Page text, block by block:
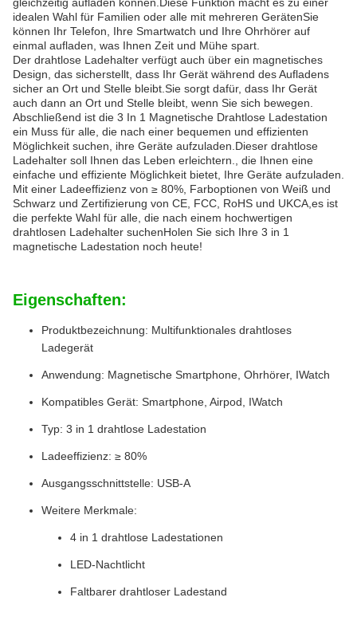
idealen Wahl für Familien oder alle mit mehreren GerätenSie
können Ihr Telefon, Ihre Smartwatch und Ihre Ohrhörer auf
einmal aufladen, was Ihnen Zeit und Mühe spart.
Der drahtlose Ladehalter verfügt auch über ein magnetisches
Design, das sicherstellt, dass Ihr Gerät während des Aufladens
sicher an Ort und Stelle bleibt.Sie sorgt dafür, dass Ihr Gerät
auch dann an Ort und Stelle bleibt, wenn Sie sich bewegen.
Abschließend ist die 3 In 1 Magnetische Drahtlose Ladestation
ein Muss für alle, die nach einer bequemen und effizienten
Möglichkeit suchen, ihre Geräte aufzuladen.Dieser drahtlose
Ladehalter soll Ihnen das Leben erleichtern., die Ihnen eine
einfache und effiziente Möglichkeit bietet, Ihre Geräte aufzuladen.
Mit einer Ladeeffizienz von ≥ 80%, Farboptionen von Weiß und
Schwarz und Zertifizierung von CE, FCC, RoHS und UKCA,es ist
die perfekte Wahl für alle, die nach einem hochwertigen
drahtlosen Ladehalter suchenHolen Sie sich Ihre 3 in 1
magnetische Ladestation noch heute!
Eigenschaften:
Produktbezeichnung: Multifunktionales drahtloses
Ladegerät
Anwendung: Magnetische Smartphone, Ohrhörer, IWatch
Kompatibles Gerät: Smartphone, Airpod, IWatch
Typ: 3 in 1 drahtlose Ladestation
Ladeeffizienz: ≥ 80%
Ausgangsschnittstelle: USB-A
Weitere Merkmale:
4 in 1 drahtlose Ladestationen
LED-Nachtlicht
Faltbarer drahtloser Ladestand